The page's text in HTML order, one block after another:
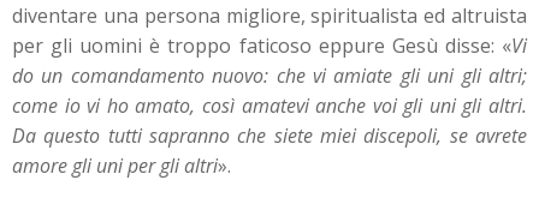
diventare una persona migliore, spiritualista ed altruista
per gli uomini è troppo faticoso eppure Gesù disse: «Vi
do un comandamento nuovo: che vi amiate gli uni gli altri;
come io vi ho amato, così amatevi anche voi gli uni gli altri.
Da questo tutti sapranno che siete miei discepoli, se avrete
amore gli uni per gli altri».